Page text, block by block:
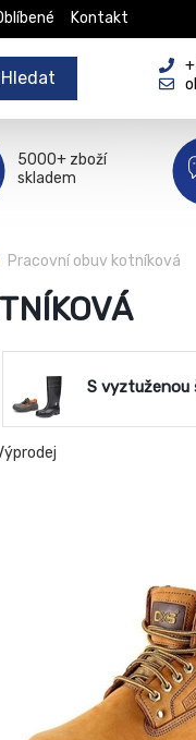
Kontakt
Hledat
5000+ zboží
skladem
Pracovní obuv kotníková
S vyztuženou